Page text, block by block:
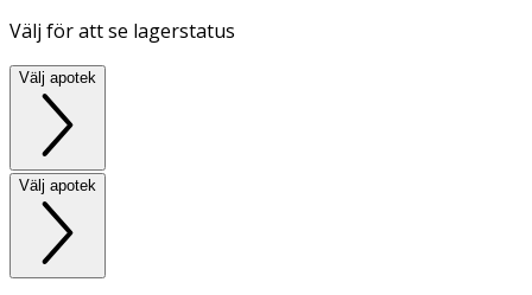
Välj för att se lagerstatus
Välj apotek
Välj apotek